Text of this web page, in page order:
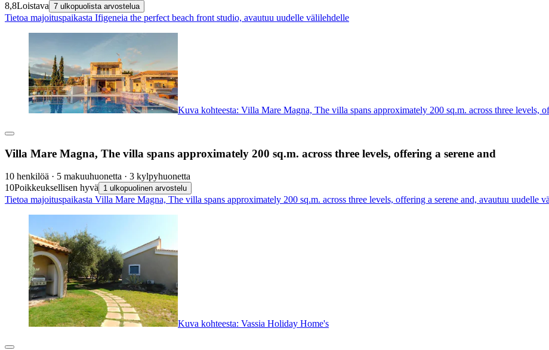
8,8Loistava 7 ulkopuolista arvostelua
Tietoa majoituspaikasta Ifigeneia the perfect beach front studio, avautuu uudelle välilehdelle
Kuva kohteesta: Villa Mare Magna, The villa spans approximately 200 sq.m. across three levels,
Villa Mare Magna, The villa spans approximately 200 sq.m. across three levels, offering a serene and
10 henkilöä · 5 makuuhuonetta · 3 kylpyhuonetta
10Poikkeuksellisen hyvä 1 ulkopuolinen arvostelu
Tietoa majoituspaikasta Villa Mare Magna, The villa spans approximately 200 sq.m. across three levels, offering a serene and, avautuu uudelle
Kuva kohteesta: Vassia Holiday Home's